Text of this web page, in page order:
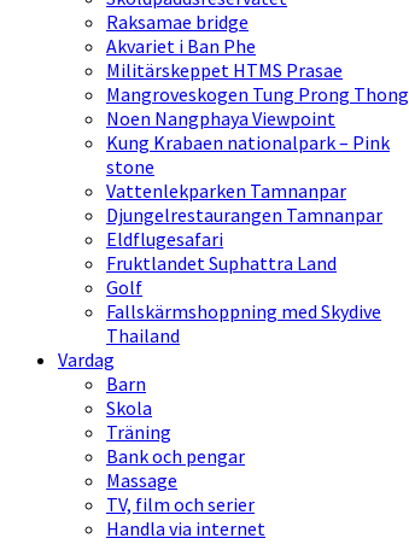
Raksamae bridge
Akvariet i Ban Phe
Militärskeppet HTMS Prasae
Mangroveskogen Tung Prong Thong
Noen Nangphaya Viewpoint
Kung Krabaen nationalpark – Pink
stone
Vattenlekparken Tamnanpar
Djungelrestaurangen Tamnanpar
Eldflugesafari
Fruktlandet Suphattra Land
Golf
Fallskärmshoppning med Skydive
Thailand
Vardag
Barn
Skola
Träning
Bank och pengar
Massage
TV, film och serier
Handla via internet